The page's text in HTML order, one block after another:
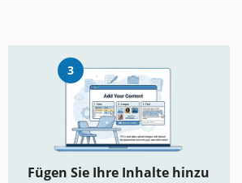
3
Fügen Sie Ihre Inhalte hinzu